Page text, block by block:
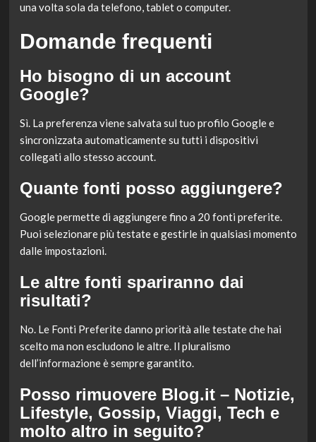
una volta sola da telefono, tablet o computer.
Domande frequenti
Ho bisogno di un account
Google?
Sì. La preferenza viene salvata sul tuo profilo Google e
sincronizzata automaticamente su tutti i dispositivi
collegati allo stesso account.
Quante fonti posso aggiungere?
Google permette di aggiungere fino a 20 fonti preferite.
Puoi selezionare più testate e gestirle in qualsiasi momento
dalle impostazioni.
Le altre fonti spariranno dai
risultati?
No. Le Fonti Preferite danno priorità alle testate che hai
scelto ma non escludono le altre. Il pluralismo
dell’informazione è sempre garantito.
Posso rimuovere Blog.it – Notizie,
Lifestyle, Gossip, Viaggi, Tech e
molto altro in seguito?